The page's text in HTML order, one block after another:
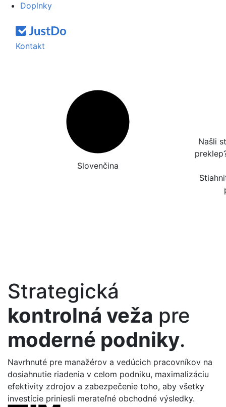
Doplnky
Kontakt
Slovenčina
Našli
Strategická
kontrolná veža pre
moderné podniky.
Navrhnuté pre manažérov a vedúcich pracovníkov na
dosiahnutie riadenia v celom podniku, maximalizáciu
efektivity zdrojov a zabezpečenie toho, aby všetky
investície priniesli merateľné obchodné výsledky.